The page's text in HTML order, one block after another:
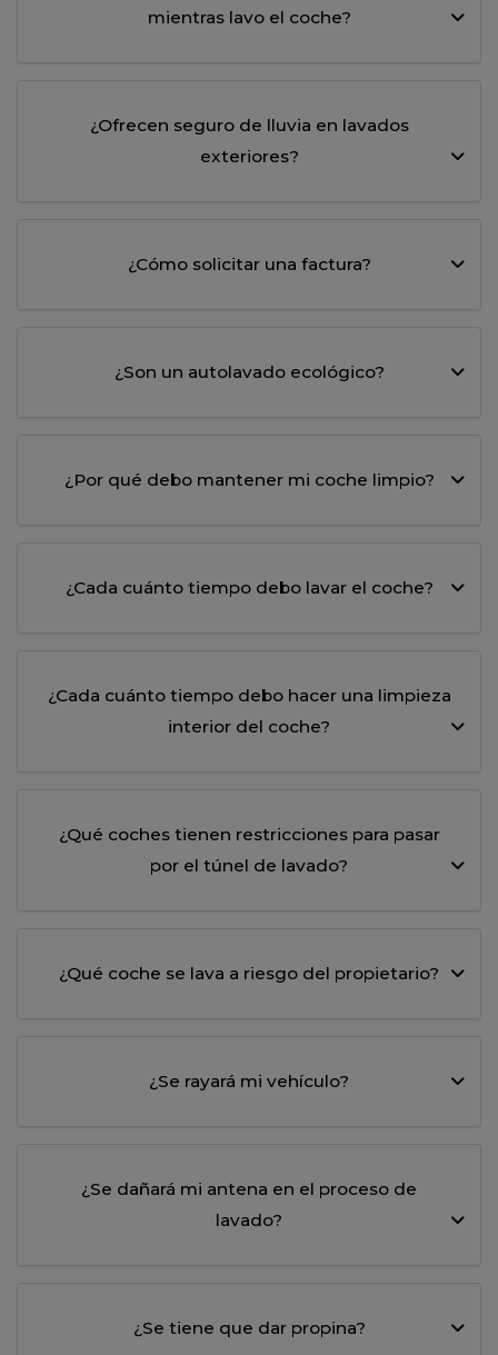
mientras lavo el coche?
¿Ofrecen seguro de lluvia en lavados
exteriores?
¿Cómo solicitar una factura?
¿Son un autolavado ecológico?
¿Por qué debo mantener mi coche limpio?
¿Cada cuánto tiempo debo lavar el coche?
¿Cada cuánto tiempo debo hacer una limpieza
interior del coche?
¿Qué coches tienen restricciones para pasar
por el túnel de lavado?
¿Qué coche se lava a riesgo del propietario?
¿Se rayará mi vehículo?
¿Se dañará mi antena en el proceso de
lavado?
¿Se tiene que dar propina?